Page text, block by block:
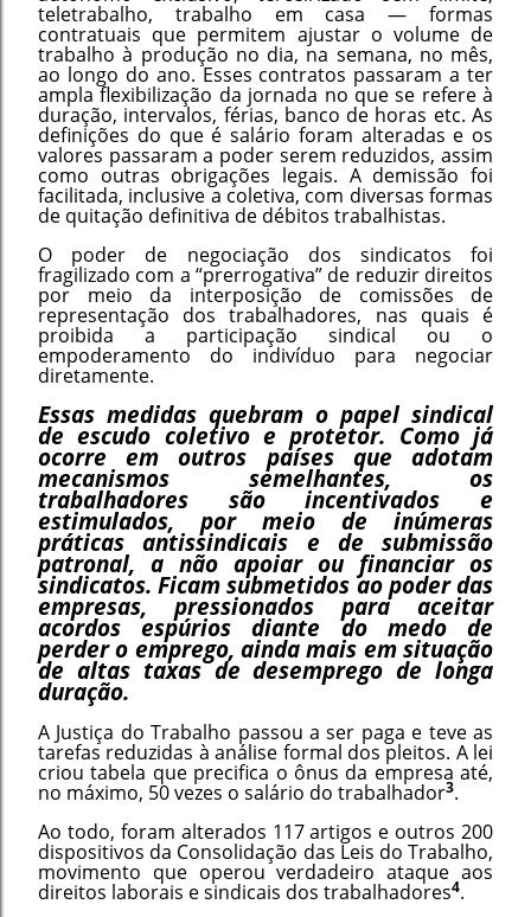
teletrabalho, trabalho em casa — formas
contratuais que permitem ajustar o volume de
trabalho à produção no dia, na semana, no mês,
ao longo do ano. Esses contratos passaram a ter
ampla flexibilização da jornada no que se refere à
duração, intervalos, férias, banco de horas etc. As
definições do que é salário foram alteradas e os
valores passaram a poder serem reduzidos, assim
como outras obrigações legais. A demissão foi
facilitada, inclusive a coletiva, com diversas formas
de quitação definitiva de débitos trabalhistas.
O poder de negociação dos sindicatos foi
fragilizado com a “prerrogativa” de reduzir direitos
por meio da interposição de comissões de
representação dos trabalhadores, nas quais é
proibida a participação sindical ou o
empoderamento do indivíduo para negociar
diretamente.
Essas medidas quebram o papel sindical
de escudo coletivo e protetor. Como já
ocorre em outros países que adotam
mecanismos semelhantes, os
trabalhadores são incentivados e
estimulados, por meio de inúmeras
práticas antissindicais e de submissão
patronal, a não apoiar ou financiar os
sindicatos. Ficam submetidos ao poder das
empresas, pressionados para aceitar
acordos espúrios diante do medo de
perder o emprego, ainda mais em situação
de altas taxas de desemprego de longa
duração.
A Justiça do Trabalho passou a ser paga e teve as
tarefas reduzidas à análise formal dos pleitos. A lei
criou tabela que precifica o ônus da empresa até,
no máximo, 50 vezes o salário do trabalhador3.
Ao todo, foram alterados 117 artigos e outros 200
dispositivos da Consolidação das Leis do Trabalho,
movimento que operou verdadeiro ataque aos
direitos laborais e sindicais dos trabalhadores4.